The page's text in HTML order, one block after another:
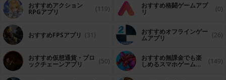
おすすめアクション
RPGアプリ (119) おすすめ格闘ゲームアプ
リ (0)
おすすめFPSアプリ (31) おすすめオフラインゲー
ムアプリ (26)
おすすめ仮想通貨・ブロ
ックチェーンアプリ (50) おすすめ無課金でも楽
しめるスマホゲームア (149)